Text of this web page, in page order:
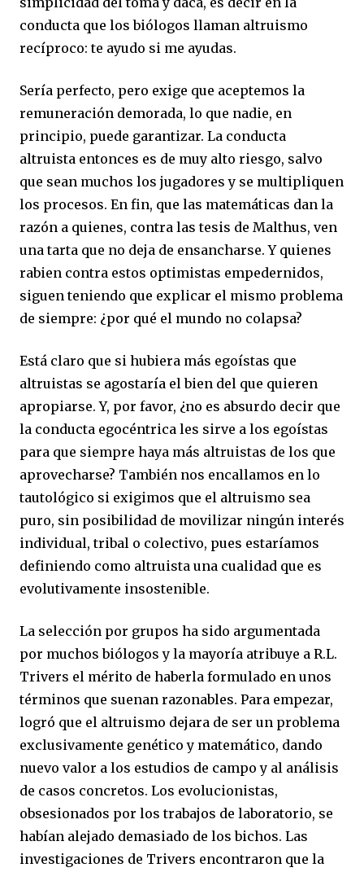
conducta que los biólogos llaman altruismo
recíproco: te ayudo si me ayudas.
Sería perfecto, pero exige que aceptemos la
remuneración demorada, lo que nadie, en
principio, puede garantizar. La conducta
altruista entonces es de muy alto riesgo, salvo
que sean muchos los jugadores y se multipliquen
los procesos. En fin, que las matemáticas dan la
razón a quienes, contra las tesis de Malthus, ven
una tarta que no deja de ensancharse. Y quienes
rabien contra estos optimistas empedernidos,
siguen teniendo que explicar el mismo problema
de siempre: ¿por qué el mundo no colapsa?
Está claro que si hubiera más egoístas que
altruistas se agostaría el bien del que quieren
apropiarse. Y, por favor, ¿no es absurdo decir que
la conducta egocéntrica les sirve a los egoístas
para que siempre haya más altruistas de los que
aprovecharse? También nos encallamos en lo
tautológico si exigimos que el altruismo sea
puro, sin posibilidad de movilizar ningún interés
individual, tribal o colectivo, pues estaríamos
definiendo como altruista una cualidad que es
evolutivamente insostenible.
La selección por grupos ha sido argumentada
por muchos biólogos y la mayoría atribuye a R.L.
Trivers el mérito de haberla formulado en unos
términos que suenan razonables. Para empezar,
logró que el altruismo dejara de ser un problema
exclusivamente genético y matemático, dando
nuevo valor a los estudios de campo y al análisis
de casos concretos. Los evolucionistas,
obsesionados por los trabajos de laboratorio, se
habían alejado demasiado de los bichos. Las
investigaciones de Trivers encontraron que la